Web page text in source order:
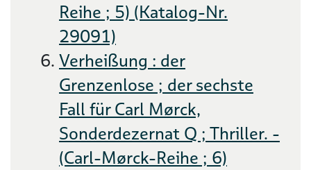
Reihe ; 5) (Katalog-Nr.
29091)
Verheißung : der
Grenzenlose ; der sechste
Fall für Carl Mørck,
Sonderdezernat Q ; Thriller. -
(Carl-Mørck-Reihe ; 6)